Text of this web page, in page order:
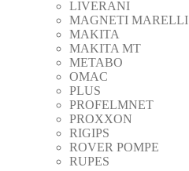
LIVERANI
MAGNETI MARELLI
MAKITA
MAKITA MT
METABO
OMAC
PLUS
PROFELMNET
PROXXON
RIGIPS
ROVER POMPE
RUPES